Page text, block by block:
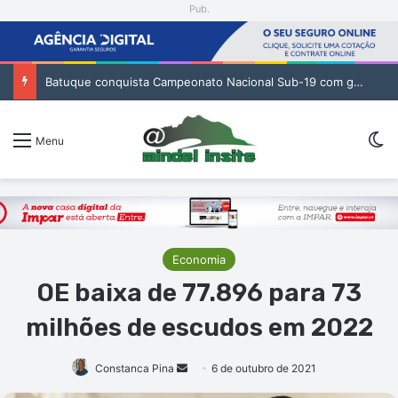
Pub.
Batuque conquista Campeonato Nacional Sub-19 com golo de Erickson no prolongamento
Menu
Economia
OE baixa de 77.896 para 73
milhões de escudos em 2022
Constanca Pina
Mande6 de outubro de 2021